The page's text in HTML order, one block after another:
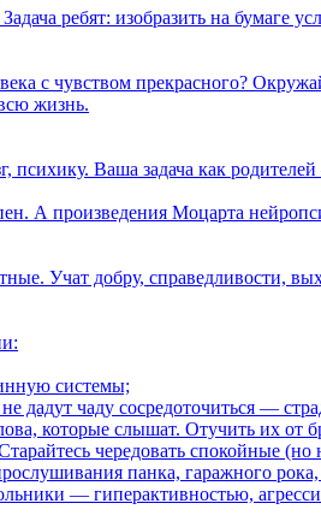
ребят: изобразить на бумаге
с чувством прекрасного?
жизнь.
Ваша задача как
А произведения Моцарта
Учат добру, справедливости,
системы;
чаду сосредоточиться —
которые слышат. Отучить их от
чередовать спокойные
панка, гаражного
— гиперактивностью,